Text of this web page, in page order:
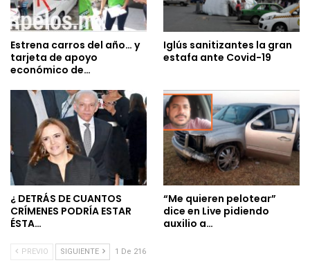
Estrena carros del año… y
tarjeta de apoyo
económico de…
Iglús sanitizantes la gran
estafa ante Covid-19
¿ DETRÁS DE CUANTOS
CRÍMENES PODRÍA ESTAR
ÉSTA…
“Me quieren pelotear”
dice en Live pidiendo
auxilio a…
PREVIO SIGUIENTE 1 De 216